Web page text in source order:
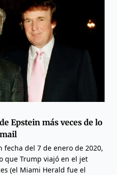
Epstein más veces de lo
fecha del 7 de enero de 2020,
que Trump viajó en el jet
(el Miami Herald fue el